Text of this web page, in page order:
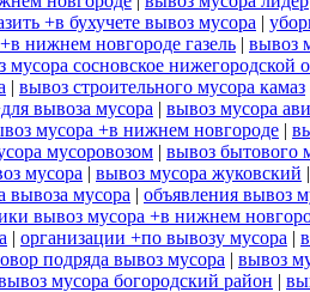
+в бухучете вывоз мусора |
нижнем новгороде газель | вывоз
мусора сосновское нижегородской
| вывоз строительного мусора камаз
вывоза мусора | вывоз мусора
мусора +в нижнем новгороде |
мусоровозом | вывоз бытового
мусора | вывоз мусора жуковский
вывоза мусора | объявления вывоз
вывоз мусора +в нижнем
| организации +по вывозу мусора |
подряда вывоз мусора | вывоз
мусора богородский район |